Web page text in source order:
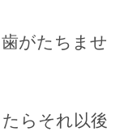
がたちませ
らそれ以後